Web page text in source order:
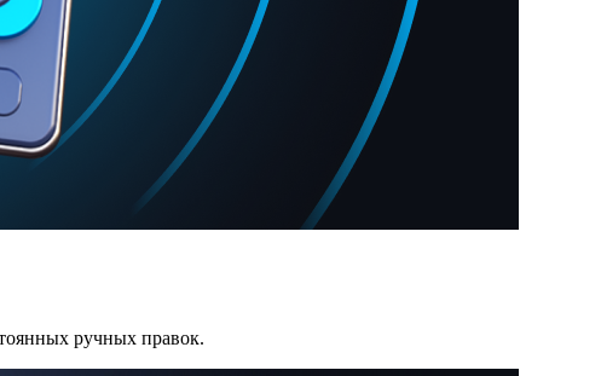
ручных правок.